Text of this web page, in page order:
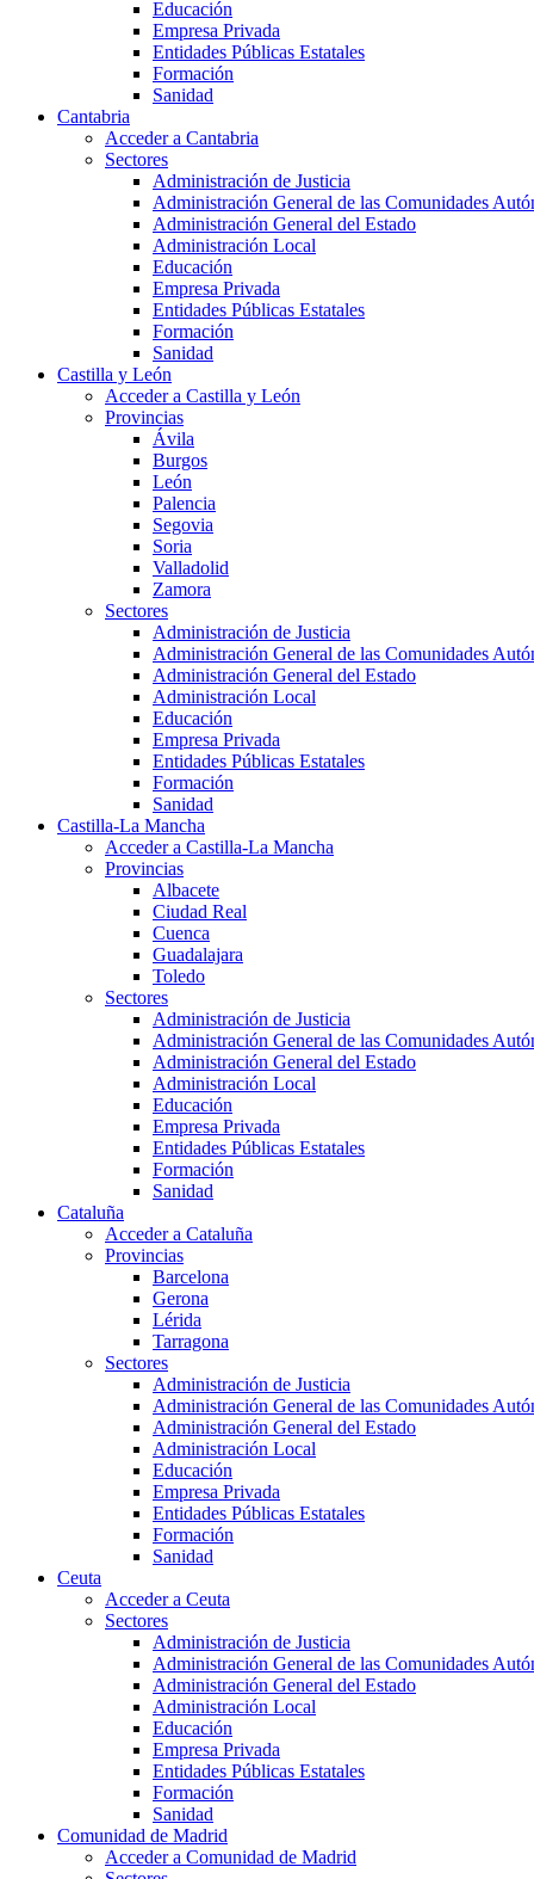
Educación
Empresa Privada
Entidades Públicas Estatales
Formación
Sanidad
Cantabria
Acceder a Cantabria
Sectores
Administración de Justicia
Administración General de las Comunidades
Administración General del Estado
Administración Local
Educación
Empresa Privada
Entidades Públicas Estatales
Formación
Sanidad
Castilla y León
Acceder a Castilla y León
Provincias
Ávila
Burgos
León
Palencia
Segovia
Soria
Valladolid
Zamora
Sectores
Administración de Justicia
Administración General de las Comunidades
Administración General del Estado
Administración Local
Educación
Empresa Privada
Entidades Públicas Estatales
Formación
Sanidad
Castilla-La Mancha
Acceder a Castilla-La Mancha
Provincias
Albacete
Ciudad Real
Cuenca
Guadalajara
Toledo
Sectores
Administración de Justicia
Administración General de las Comunidades
Administración General del Estado
Administración Local
Educación
Empresa Privada
Entidades Públicas Estatales
Formación
Sanidad
Cataluña
Acceder a Cataluña
Provincias
Barcelona
Gerona
Lérida
Tarragona
Sectores
Administración de Justicia
Administración General de las Comunidades
Administración General del Estado
Administración Local
Educación
Empresa Privada
Entidades Públicas Estatales
Formación
Sanidad
Ceuta
Acceder a Ceuta
Sectores
Administración de Justicia
Administración General de las Comunidades
Administración General del Estado
Administración Local
Educación
Empresa Privada
Entidades Públicas Estatales
Formación
Sanidad
Comunidad de Madrid
Acceder a Comunidad de Madrid